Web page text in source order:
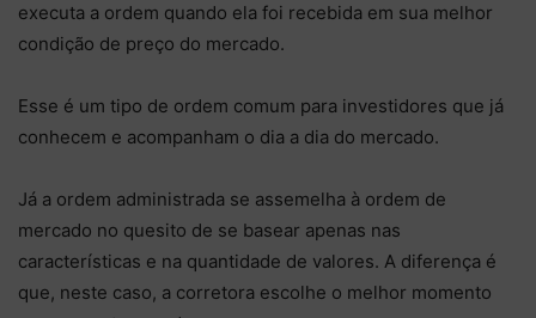
executa a ordem quando ela foi recebida em sua melhor
condição de preço do mercado.
Esse é um tipo de ordem comum para investidores que já
conhecem e acompanham o dia a dia do mercado.
Já a ordem administrada se assemelha à ordem de
mercado no quesito de se basear apenas nas
características e na quantidade de valores. A diferença é
que, neste caso, a corretora escolhe o melhor momento